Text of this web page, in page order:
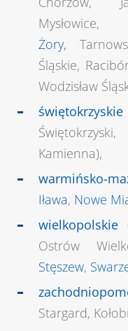
Żory,
Śląskie,
Wodzisław
świętokrzyskie
Świętokrzyski,
Kamienna),
warmińsko-
Iława, Nowe
wielkopolskie
Ostrów
Stęszew,
Stargard,